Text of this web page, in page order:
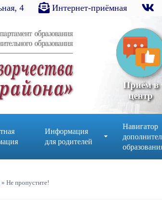
4 Интернет-приёмная
Приём в
центр
Информация
для родителей
Навигатор
» Не пропустите!